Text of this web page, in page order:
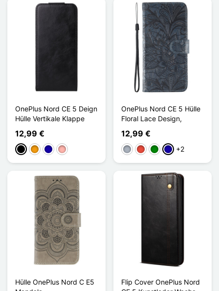
OnePlus Nord CE 5 Deign
Hülle Vertikale Klappe
12,99 €
Schwarz
OrangeDunkelblau
Roségold
OnePlus Nord CE 5 Hülle
Floral Lace Design,
12,99 €
GrauRot GrünDunkelblau
+2
Hülle OnePlus Nord C E5
Flip Cover OnePlus Nord